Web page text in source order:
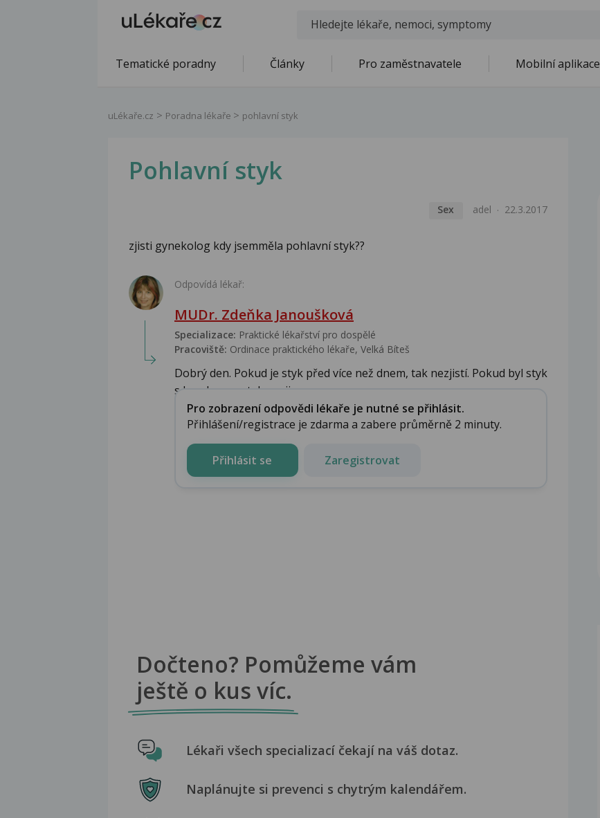
Tematické poradny Články Pro zaměstnavatele Mobilní aplikace
uLékaře.cz Poradna lékaře pohlavní styk
Pohlavní styk
Sex adel 22.3.2017
zjisti gynekolog kdy jsemměla pohlavní styk??
Odpovídá lékař:
MUDr. Zdeňka Janoušková
Specializace: Praktické lékařství pro dospělé
Pracoviště: Ordinace praktického lékaře, Velká Bíteš
Dobrý den. Pokud je styk před více než dnem, tak nezjistí. Pokud byl styk
s kondomem, tak nezji...
Pro zobrazení odpovědi lékaře je nutné se přihlásit.
Přihlášení/registrace je zdarma a zabere průměrně 2 minuty.
Přihlásit se Zaregistrovat
Dočteno? Pomůžeme vám
ještě o kus víc.
Lékaři všech specializací čekají na váš dotaz.
Naplánujte si prevenci s chytrým kalendářem.